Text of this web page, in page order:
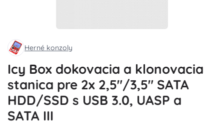
Herné konzoly
Icy Box dokovacia a klonovacia
stanica pre 2x 2,5"/3,5" SATA
HDD/SSD s USB 3.0, UASP a
SATA III